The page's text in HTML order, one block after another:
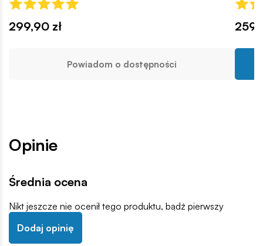
299,90 zł
Powiadom o dostępności
Opinie
Średnia ocena
Nikt jeszcze nie ocenił tego produktu, bądź pierwszy
Dodaj opinię